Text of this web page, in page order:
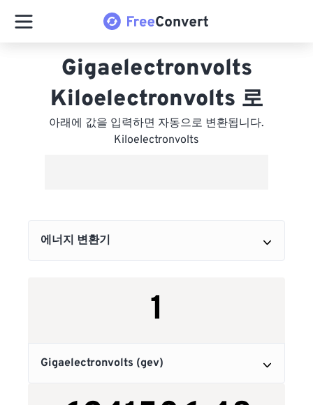
Gigaelectronvolts
Kiloelectronvolts 로
아래에 값을 입력하면 자동으로 변환됩니다.
Kiloelectronvolts